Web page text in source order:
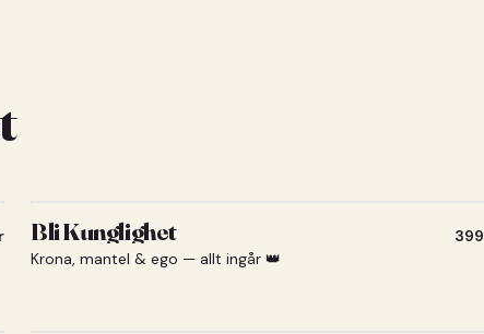
Bli Kunglighet
Krona, mantel & ego — allt ingår 👑
399